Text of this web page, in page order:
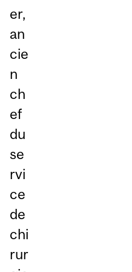
er,
an
cie
n
ch
ef
du
se
rvi
ce
de
chi
rur